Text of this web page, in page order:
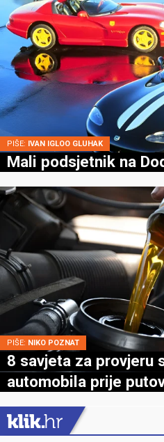
PIŠE: IVAN IGLOO GLUHAK
Mali podsjetnik na
PIŠE: NIKO POZNAT
8 savjeta za provjeru
automobila prije